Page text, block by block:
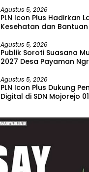
Lansia di Malang
Agustus 5, 2026
PLN Icon Plus Hadirkan
Kesehatan dan
Agustus 5, 2026
Publik Soroti Suasana
2027 Desa Payaman
Agustus 5, 2026
PLN Icon Plus Dukung
Digital di SDN Mojorejo 01